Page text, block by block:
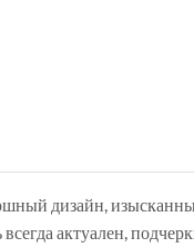
дизайн,
актуален,